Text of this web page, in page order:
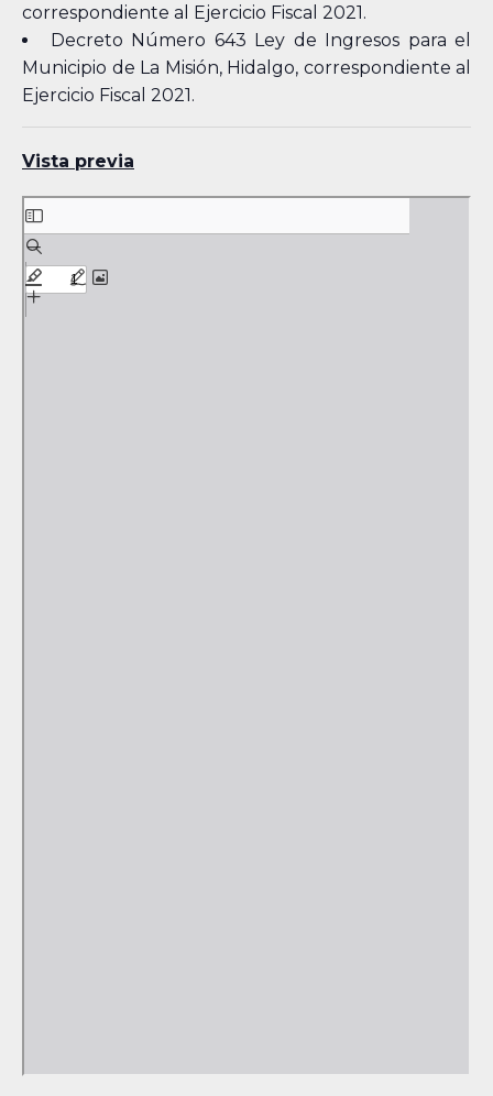
correspondiente al Ejercicio Fiscal 2021.
Decreto Número 643 Ley de Ingresos para el
Municipio de La Misión, Hidalgo, correspondiente al
Ejercicio Fiscal 2021.
Vista previa
Skip
to
PDF
content